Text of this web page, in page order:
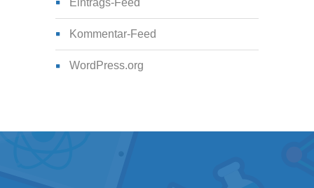
Kommentar-Feed
WordPress.org